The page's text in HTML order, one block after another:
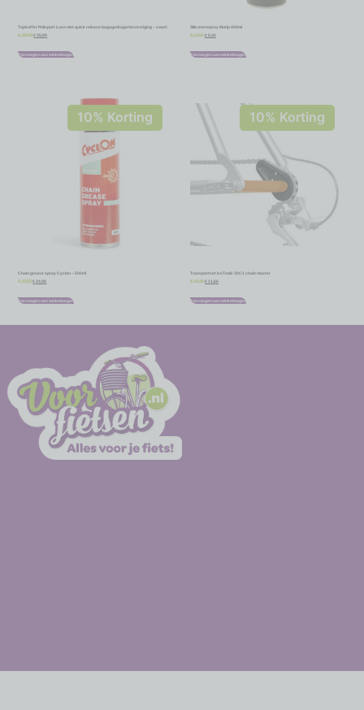
Topkoffer Polisport Luxe met quick release bagagedragerbevestiging – zwart
€39,99 € 35,99
Toevoegen aan winkelwagen
Siliconenspray Motip 400ml
€ 6,00 € 5,40
Toevoegen aan winkelwagen
10% Korting
Chain grease spray Cyclon – 500ml
€27,75 € 24,98
Toevoegen aan winkelwagen
10% Korting
Transportset IceToolz 30C1 chain master
€ 12,95 € 11,66
Toevoegen aan winkelwagen